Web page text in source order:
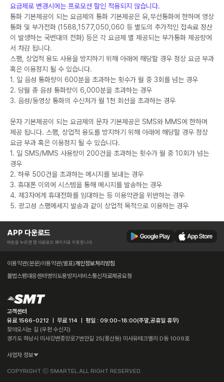
요금제로 변경시에는 프로모션 할인 적용되지 않습니다.
통화 기본제공이 되는 요금제의 통화 기본제공은 유,무선통화에 한하며 영상
통화 및 부가전화 (1588,1577,050,060 등 별도의 추가적인 접속료 정산
이 발생하는 국번대의 전화) 등은 각 요금제 별 제공되는 부가통화 제공량에
서 차감 됩니다.
스팸, 상업적 용도 사용을 방지하기 위해 아래에 해당할 경우 정상 요금 부과
혹은 이용정지 될 수 있습니다.
1. 일 음성 통화량이 600분을 초과하는 횟수가 월 중 3회를 넘는 경우
2. 당월 총 음성 통화량이 6,000분을 초과하는 경우
3. 음성/동영상 통화의 수신처가 월 1천 회선을 초과하는 경우
문자 기본제공이 되는 요금제의 문자 기본제공은 SMS와 MMS에 한하며
제공 됩니다. 스팸, 상업적 용도를 방지하기 위해 아래에 해당할 경우 정상
요금 부과 혹은 이용정지 될 수 있습니다.
1. 일 SMS/MMS 사용량이 200건을 초과하는 횟수가 월 중 10회가 넘는
경우
2. 하루 500건을 초과하는 메시지를 보내는 경우
3. 휴대폰 이외에 시스템을 통해 메시지를 발송하는 경우
4. 제3자에게 휴대전화를 임대하는 등 이용약관을 위반하는 경우
5. 광고성 스팸메세지 발송과 같이 상업적 목적으로 이용하는 경우
APP 다운로드
버튼을 누르면 앱 다운로드 페이지로 이동합니다.
이용약관(본문)이용약관(별표)개인정보처리방침
불법스팸대응센터 명의도용방지서비스통신자료제공요청
고객센터
유료 1566-0212 ㅣ 무료 114 ㅣ 평일 : 09:00~18:00(주말,공휴일 휴무)
찾아오시는 길 (우편 수신지)
경기도 하남시 미사강변중앙로7번안길 25(풍산동) 미사유테크밸리 D동 1009호
사업자 정보
COPYRIGHT ⓒ SMARTEL.ALL RIGHT RESERVED.